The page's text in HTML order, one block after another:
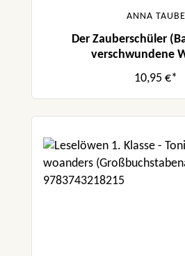
ANNA TAUBE
Der Zauberschüler
verschwundene
10,95 €*